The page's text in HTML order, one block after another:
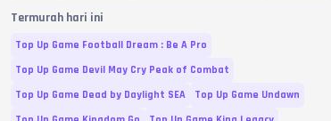
Termurah hari ini
Top Up Game Football Dream : Be A Pro
Top Up Game Devil May Cry Peak of Combat
Top Up Game Dead by Daylight SEA
Top Up Game Undawn